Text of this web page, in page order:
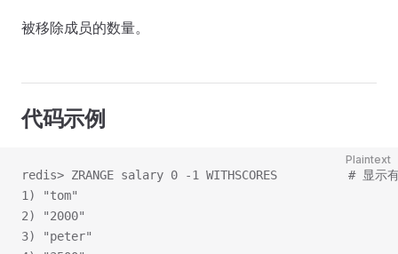
被移除成员的数量。
代码示例
Plaintext
redis> ZRANGE salary 0 -1 WITHSCORES          # 显示有
1) "tom"
2) "2000"
3) "peter"